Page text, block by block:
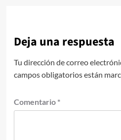
Deja una respuesta
Tu dirección de correo
campos obligatorios están
Comentario *